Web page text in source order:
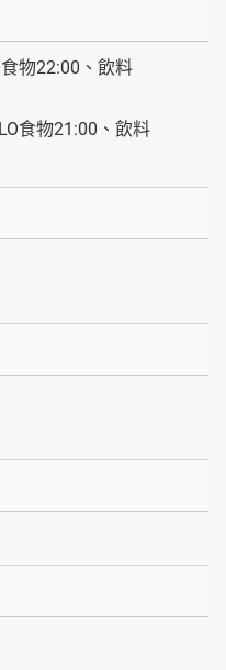
物22:00、飲料
食物21:00、飲料